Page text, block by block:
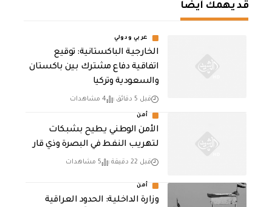
قد يهمك أيضا
عربي ودولي
الخارجية الباكستانية: توقيع
اتفاقية دفاع مشترك بين باكستان
والسعودية وتركيا
قبل 5 دقائق 4 مشاهدات
أمن
الأمن الوطني يطيح بشبكات
لتهريب النفط في البصرة وذي قار
قبل 22 دقيقة 5 مشاهدات
أمن
وزارة الداخلية: الحدود العراقية